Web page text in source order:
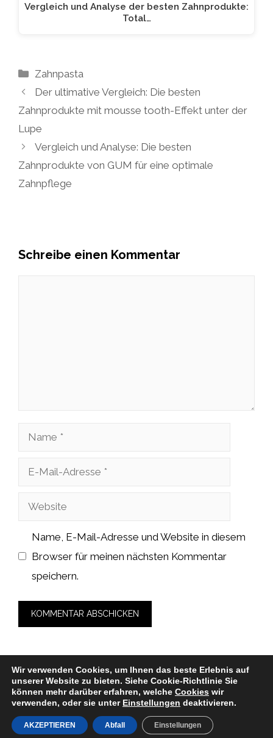
Vergleich und Analyse der besten Zahnprodukte:
Total…
Kategorien
Zahnpasta
Der ultimative Vergleich: Die besten
Zahnprodukte mit mousse tooth-Effekt unter der
Lupe
Vergleich und Analyse: Die besten
Zahnprodukte von GUM für eine optimale
Zahnpflege
Schreibe einen Kommentar
Name
Adresse
Website
Name, E-Mail-Adresse und Website in diesem
Browser für meinen nächsten Kommentar
speichern.
© 2026 zahnarzt-medicalcube-rosenheim.de -
Datenschutzerklärung-Impressum-Cookies-
Nutzungsbedingungen
Wir verwenden Cookies, um Ihnen das beste Erlebnis auf
unserer Website zu bieten. Siehe Cookie-Richtlinie Sie
können mehr darüber erfahren, welche Cookies wir
verwenden, oder sie unter Einstellungen deaktivieren.
AKZEPTIEREN Abfall Einstellungen